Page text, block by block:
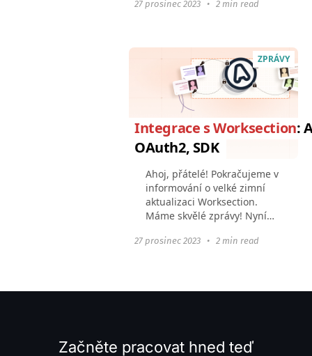
funkce. Zůstaňte naladěni;
27 prosinec 2023 • 2 min read
ZPRÁVY
Integrace s Worksection:
OAuth2, SDK
Ahoj, přátelé! Pokračujeme v
informování o velké zimní
aktualizaci Worksection.
Máme skvělé zprávy! Nyní
Worksection vytvářením
27 prosinec 2023 • 2 min read
Začněte pracovat hned teď